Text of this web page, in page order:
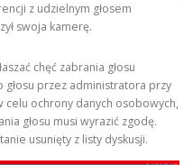
z udzielnym głosem
swoja kamerę.
chęć zabrania głosu
przez administratora przy
celu ochrony danych osobowych,
głosu musi wyrazić zgodę.
usunięty z listy dyskusji.